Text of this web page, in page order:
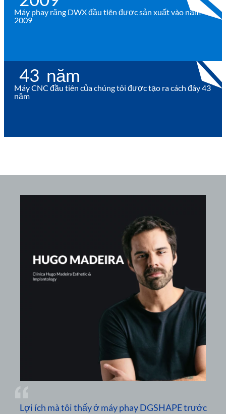
Máy phay răng DWX đầu tiên được sản xuất vào năm
2009
43
  năm
Máy CNC đầu tiên của chúng tôi được tạo ra cách đây 43
năm
Lợi ích mà tôi thấy ở máy phay DGSHAPE trước